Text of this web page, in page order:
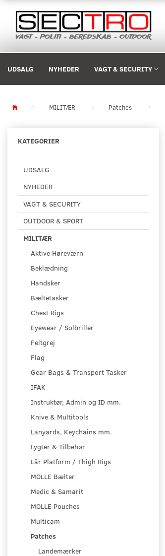
UDSALG NYHEDER VAGT & SECURITY
MILITÆR Patches
KATEGORIER
UDSALG
NYHEDER
VAGT & SECURITY
OUTDOOR & SPORT
MILITÆR
Aktive Høreværn
Beklædning
Handsker
Bæltetasker
Chest Rigs
Eyewear / Solbriller
Feltgrej
Flag
Gear Bags & Transport Tasker
IFAK
Instruktør, Admin og ID mm.
Knive & Multitools
Lanyards, Keychains mm.
Lygter & Tilbehør
Lår Platform / Thigh Rigs
MOLLE Bælter
Medic & Samarit
MOLLE Pouches
Multicam
Patches
Landemærker